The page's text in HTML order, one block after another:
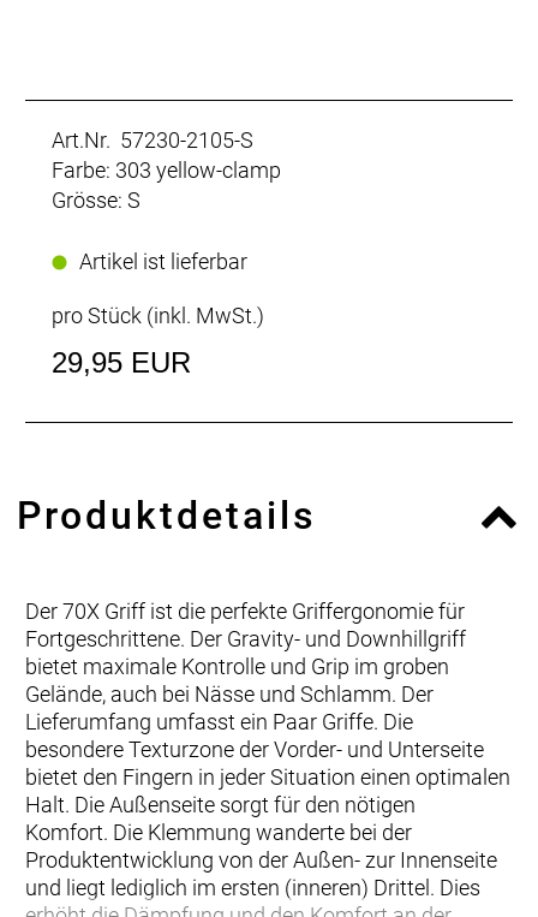
Art.Nr. 57230-2105-S
Farbe: 303 yellow-clamp
Grösse: S
Artikel ist lieferbar
pro Stück (inkl. MwSt.)
29,95 EUR
Produktdetails
Der 70X Griff ist die perfekte Griffergonomie für
Fortgeschrittene. Der Gravity- und Downhillgriff
bietet maximale Kontrolle und Grip im groben
Gelände, auch bei Nässe und Schlamm. Der
Lieferumfang umfasst ein Paar Griffe. Die
besondere Texturzone der Vorder- und Unterseite
bietet den Fingern in jeder Situation einen optimalen
Halt. Die Außenseite sorgt für den nötigen
Komfort. Die Klemmung wanderte bei der
Produktentwicklung von der Außen- zur Innenseite
und liegt lediglich im ersten (inneren) Drittel. Dies